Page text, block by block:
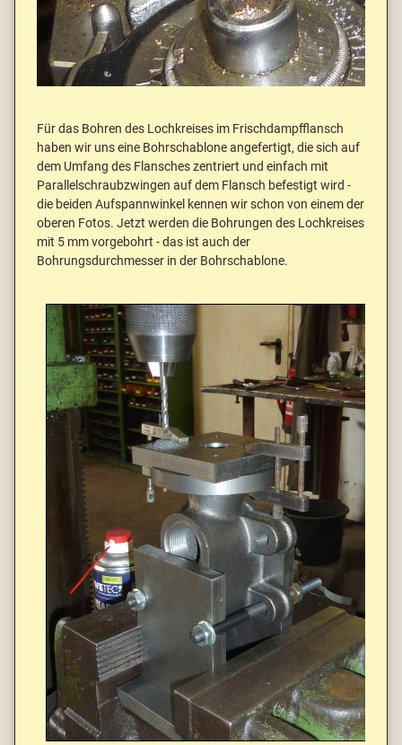
Für das Bohren des Lochkreises im Frischdampfflansch
haben wir uns eine Bohrschablone angefertigt, die sich auf
dem Umfang des Flansches zentriert und einfach mit
Parallelschraubzwingen auf dem Flansch befestigt wird -
die beiden Aufspannwinkel kennen wir schon von einem der
oberen Fotos. Jetzt werden die Bohrungen des Lochkreises
mit 5 mm vorgebohrt - das ist auch der
Bohrungsdurchmesser in der Bohrschablone.